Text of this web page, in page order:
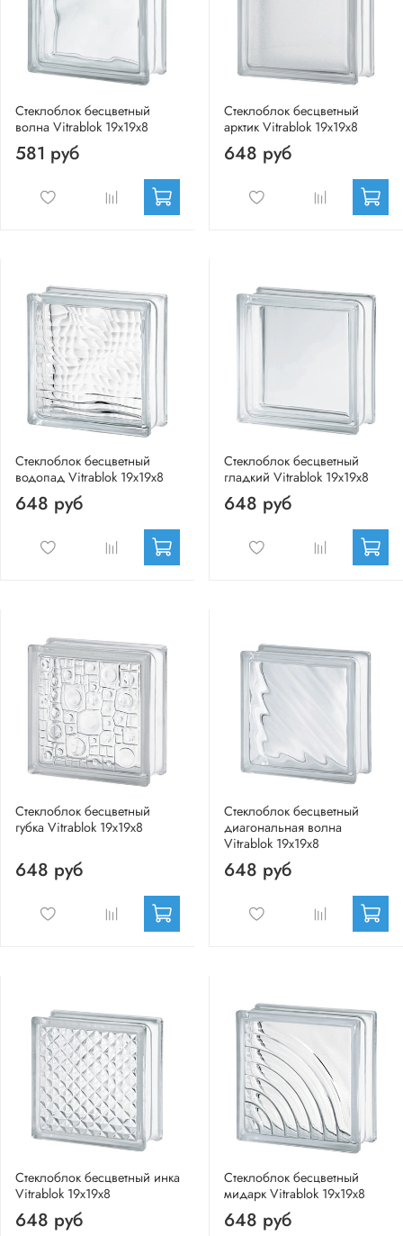
Стеклоблок бесцветный
волна Vitrablok 19х19х8
581 руб
Стеклоблок бесцветный
арктик Vitrablok 19х19х8
648 руб
Стеклоблок бесцветный
водопад Vitrablok 19х19х8
648 руб
Стеклоблок бесцветный
гладкий Vitrablok 19х19х8
648 руб
Стеклоблок бесцветный
губка Vitrablok 19х19х8
648 руб
Стеклоблок бесцветный
диагональная волна
Vitrablok 19х19х8
648 руб
Стеклоблок бесцветный инка
Vitrablok 19х19х8
648 руб
Стеклоблок бесцветный
мидарк Vitrablok 19х19х8
648 руб